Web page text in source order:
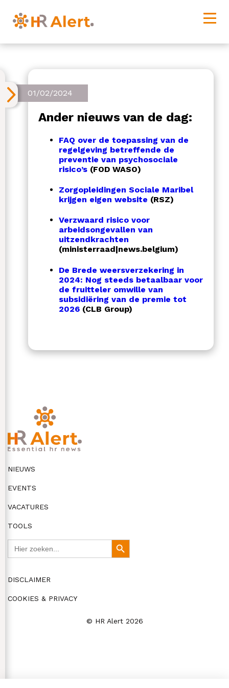
01/02/2024
Ander nieuws van de dag:
FAQ over de toepassing van de
regelgeving betreffende de
preventie van psychosociale
risico’s (FOD WASO)
Zorgopleidingen Sociale Maribel
krijgen eigen website (RSZ)
Verzwaard risico voor
arbeidsongevallen van
uitzendkrachten
(ministerraad|news.belgium)
De Brede weersverzekering in
2024: Nog steeds betaalbaar voor
de fruitteler omwille van
subsidiëring van de premie tot
2026 (CLB Group)
NIEUWS
EVENTS
VACATURES
TOOLS
Zoek
Zoekknop
DISCLAIMER
COOKIES & PRIVACY
© HR Alert 2026